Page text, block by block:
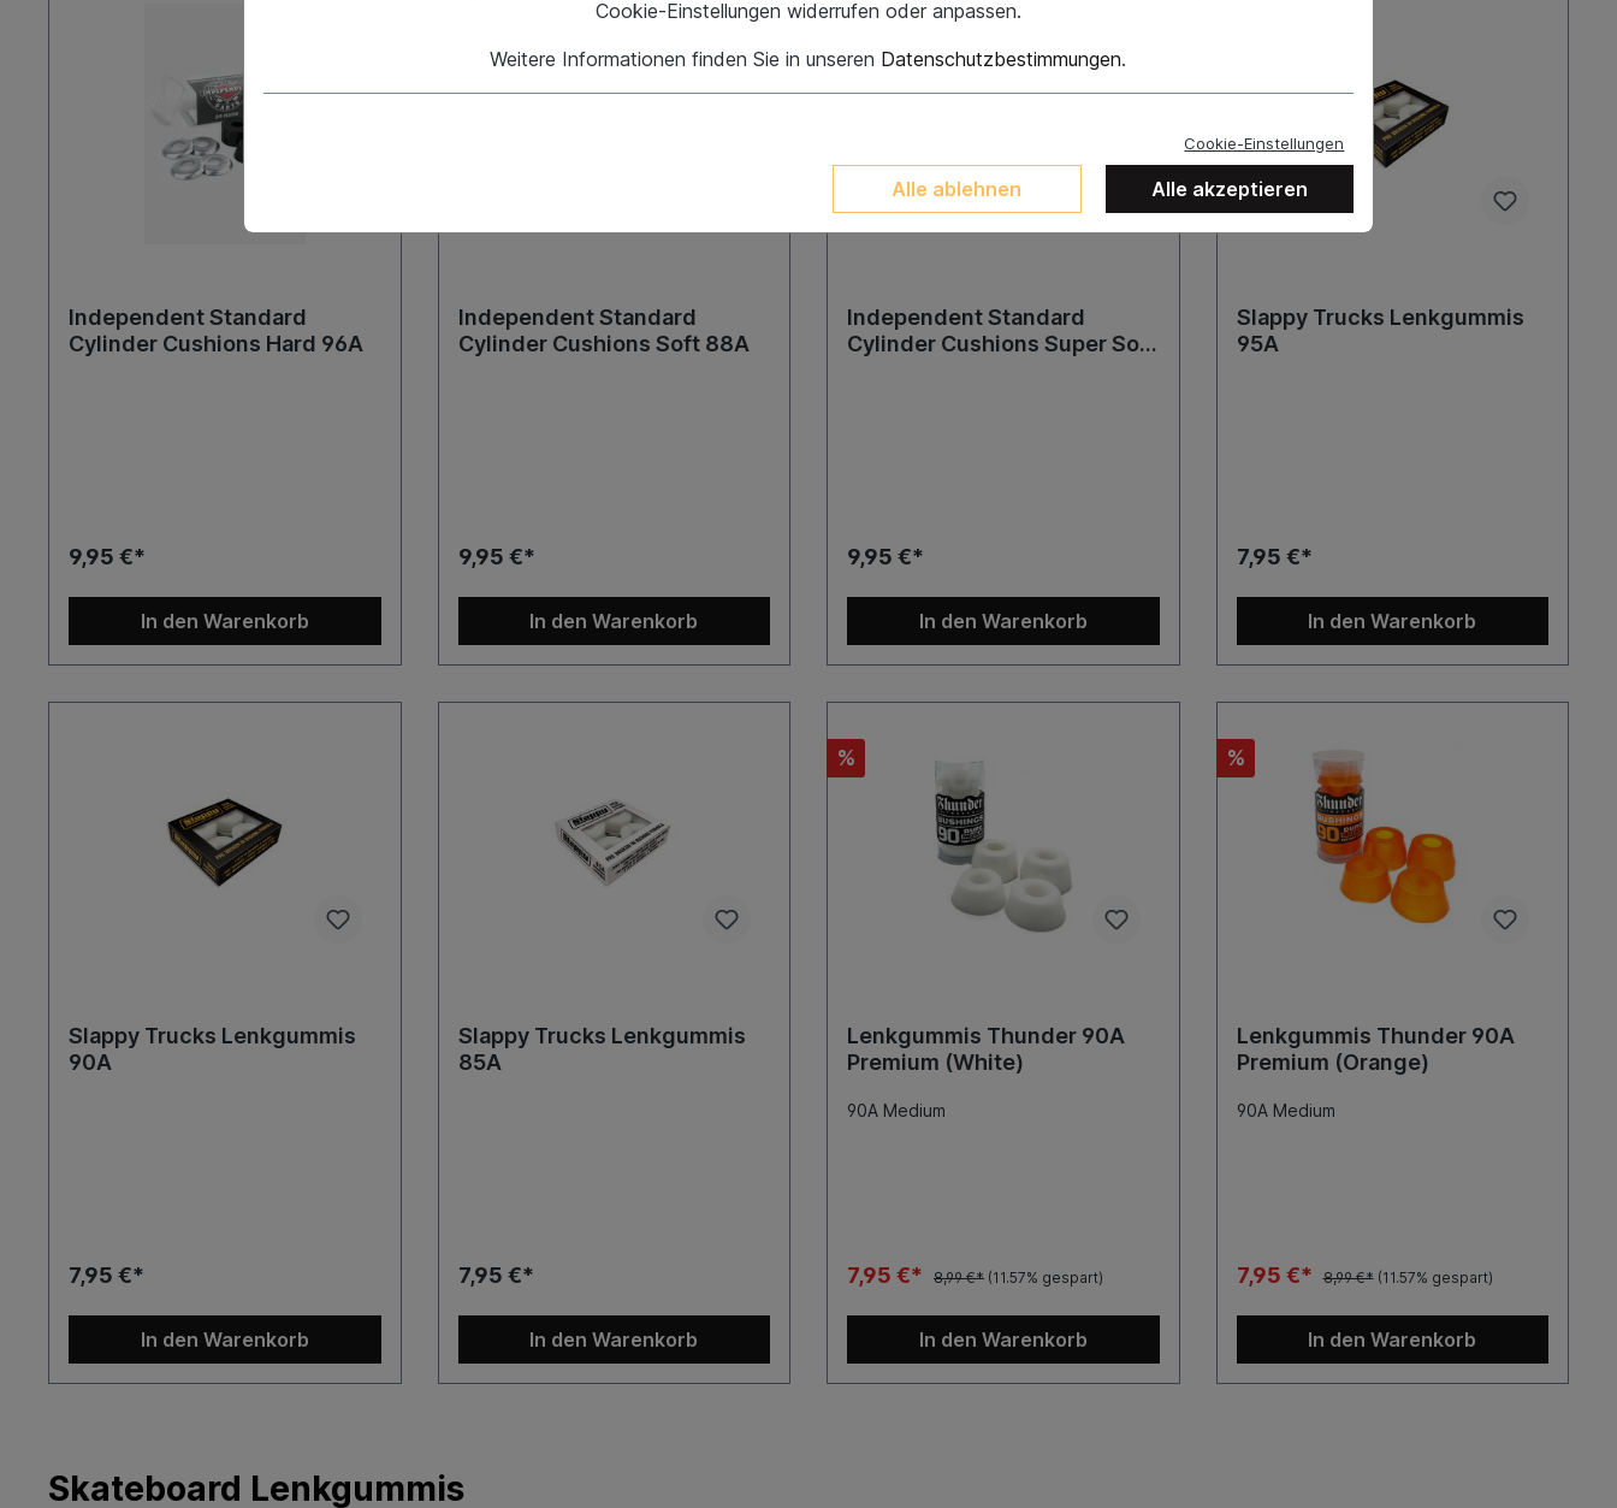
Independent Standard
Cylinder Cushions Hard 96A
9,95 €*
In den Warenkorb
Independent Standard
Cylinder Cushions Soft 88A
9,95 €*
In den Warenkorb
Independent Standard
Cylinder Cushions Super Soft
9,95 €*
In den Warenkorb
Slappy Trucks Lenkgummis
95A
7,95 €*
In den Warenkorb
Slappy Trucks Lenkgummis
90A
7,95 €*
In den Warenkorb
Slappy Trucks Lenkgummis
85A
7,95 €*
In den Warenkorb
%
Lenkgummis Thunder 90A
Premium (White)
90A Medium
7,95 €* 8,99 €* (11.57% gespart)
In den Warenkorb
%
Lenkgummis Thunder 90A
Premium (Orange)
90A Medium
7,95 €* 8,99 €* (11.57% gespart)
In den Warenkorb
Skateboard Lenkgummis
Cookie-Einstellungen widerrufen oder anpassen.
Weitere Informationen finden Sie in unseren Datenschutzbestimmungen.
Cookie-Einstellungen
Alle ablehnen Alle akzeptieren